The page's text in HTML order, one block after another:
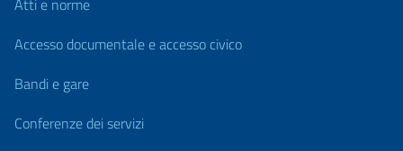
Atti e norme
Accesso documentale e accesso civico
Bandi e gare
Conferenze dei servizi